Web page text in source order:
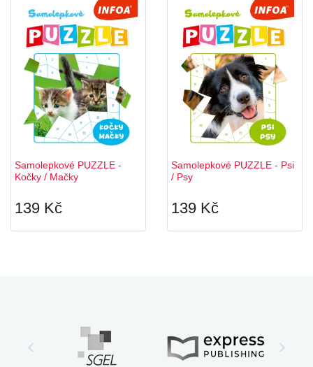
Samolepkové PUZZLE -
Kočky / Mačky
139 Kč
Samolepkové PUZZLE - Psi
/ Psy
139 Kč